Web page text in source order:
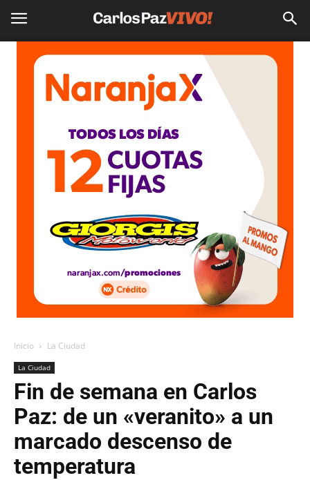
Inicio La Ciudad
La Ciudad
Fin de semana en Carlos
Paz: de un «veranito» a un
marcado descenso de
temperatura